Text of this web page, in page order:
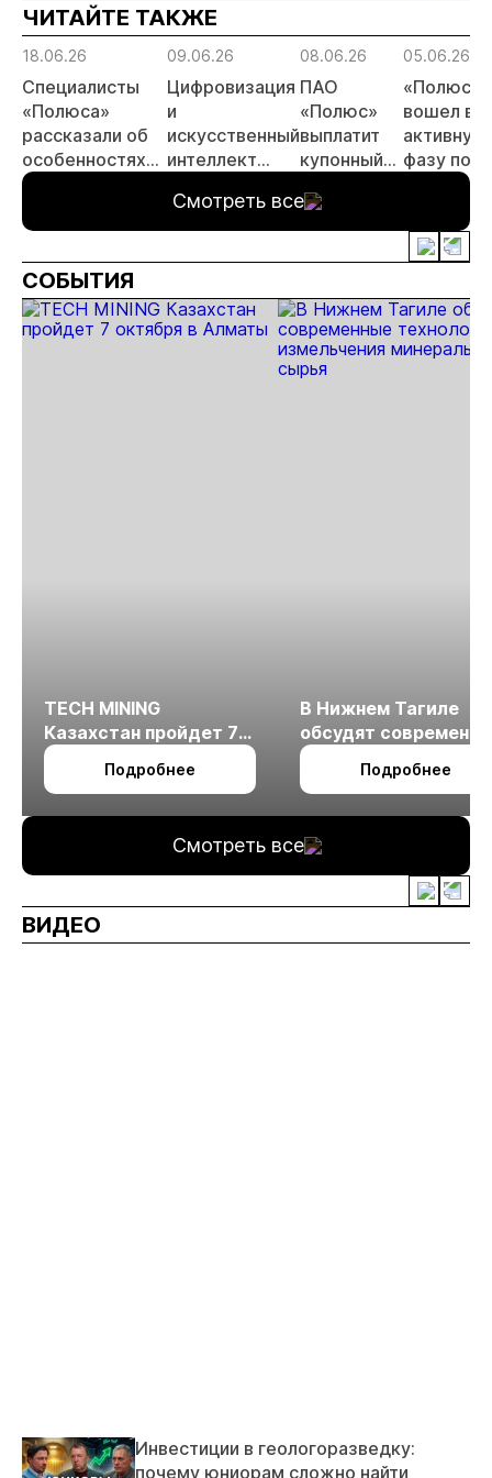
МСБ
ЧИТАЙТЕ ТАКЖЕ
18.06.26
Специалисты
«Полюса»
рассказали об
особенностях
буровзрывных
месторождении
Сухой лог
09.06.26
Цифровизация
и
искусственный
интеллект
темы
отраслевой
конференции в
08.06.26
ПАО
«Полюс»
выплатит
купонный
облигациям
05.06.26
«Полюс»
вошел в
активную
фазу по
освоению
Лога»
Смотреть все
СОБЫТИЯ
TECH MINING
Казахстан пройдет 7
октября в Алматы
Подробнее
В Нижнем Тагиле
обсудят
технологии
измельчения
Подробнее
Смотреть все
ВИДЕО
Инвестиции в геологоразведку:
почему юниорам сложно найти